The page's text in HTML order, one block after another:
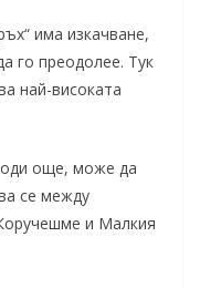
има изкачване,
го преодолее. Тук
най-високата
още, може да
се между
и Малкия